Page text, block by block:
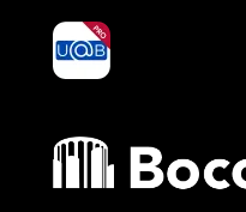
yoU@B
Bocconi shop